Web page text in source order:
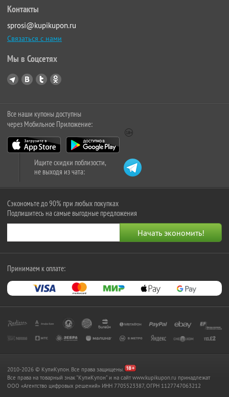
Контакты
sprosi@kupikupon.ru
Связаться с нами
Мы в Соцсетях
Все наши купоны доступны
через Мобильное Приложение:
Ищите скидки поблизости,
не выходя из чата:
Сэкономьте до 90% при любых покупках
Подпишитесь на самые выгодные предложения
Принимаем к оплате:
2010-2026 © КупиКупон. Все права защищены.
Все права на товарный знак "КупиКупон" и на сайт www.kupikupon.ru принадлежат
OOO «Агентство цифровых решений» ИНН 7705523387, ОГРН 1127747063212